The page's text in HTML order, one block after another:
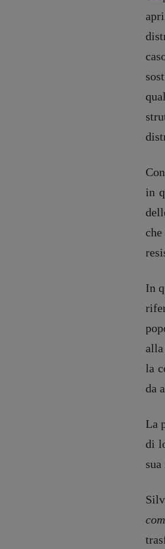
2023 Pulp Magazine – Associazione Pulp
in
In
la
da
La
di